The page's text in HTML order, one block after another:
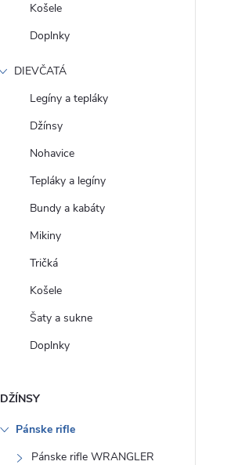
Košele
Doplnky
DIEVČATÁ
Legíny a tepláky
Džínsy
Nohavice
Tepláky a legíny
Bundy a kabáty
Mikiny
Tričká
Košele
Šaty a sukne
Doplnky
DŽÍNSY
Pánske rifle
Pánske rifle WRANGLER